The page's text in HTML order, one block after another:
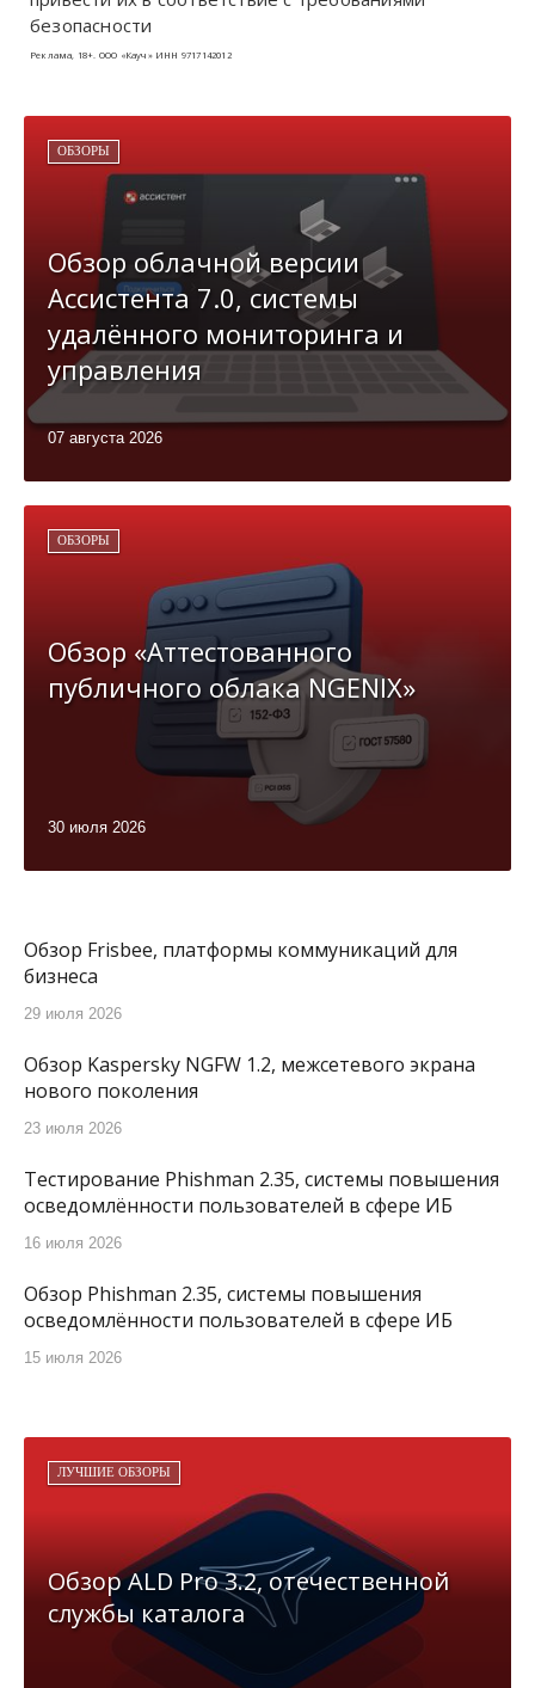
безопасности
Реклама, 18+. ООО «Кауч» ИНН 9717142012
ОБЗОРЫ
Обзор облачной версии
Ассистента 7.0, системы
удалённого мониторинга и
управления
07 августа 2026
ОБЗОРЫ
Обзор «Аттестованного
публичного облака NGENIX»
30 июля 2026
Обзор Frisbee, платформы коммуникаций для
бизнеса
29 июля 2026
Обзор Kaspersky NGFW 1.2, межсетевого экрана
нового поколения
23 июля 2026
Тестирование Phishman 2.35, системы повышения
осведомлённости пользователей в сфере ИБ
16 июля 2026
Обзор Phishman 2.35, системы повышения
осведомлённости пользователей в сфере ИБ
15 июля 2026
ЛУЧШИЕ ОБЗОРЫ
Обзор ALD Pro 3.2, отечественной
службы каталога